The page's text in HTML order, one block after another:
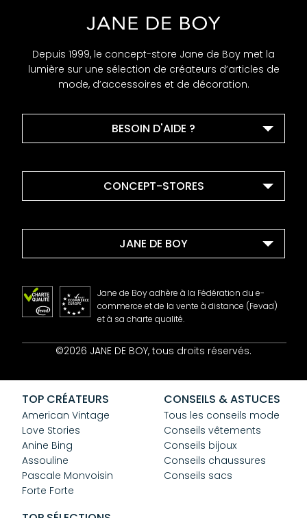
Depuis 1999, le concept-store Jane de Boy met la
lumière sur une sélection de créateurs d’articles de
mode, d’accessoires et de décoration.
BESOIN D'AIDE ?
CONCEPT-STORES
JANE DE BOY
Contact
CGV
Confidentialité
Cookies
Jane de Boy adhère à la Fédération du e-
commerce et de la vente à distance (Fevad)
et à sa charte qualité.
©2026 JANE DE BOY, tous droits réservés.
TOP CRÉATEURS
American Vintage
Love Stories
Anine Bing
Assouline
Pascale Monvoisin
Forte Forte
CONSEILS & ASTUCES
Tous les conseils mode
Conseils vêtements
Conseils bijoux
Conseils chaussures
Conseils sacs